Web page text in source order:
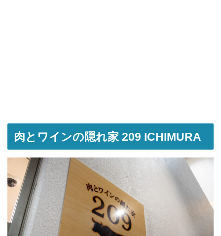
肉とワインの隠れ家 209 ICHIMURA